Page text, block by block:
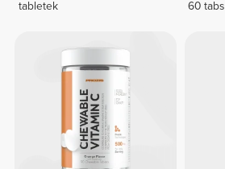
tabletek
60 tabs